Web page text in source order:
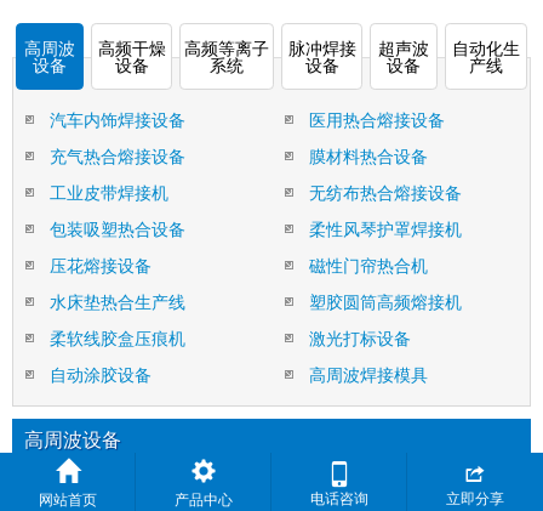
高周波
设备
高频干燥
设备
高频等离子
系统
脉冲焊接
设备
超声波
设备
自动化生
产线
汽车内饰焊接设备
医用热合熔接设备
充气热合熔接设备
膜材料热合设备
工业皮带焊接机
无纺布热合熔接设备
包装吸塑热合设备
柔性风琴护罩焊接机
压花熔接设备
磁性门帘热合机
水床垫热合生产线
塑胶圆筒高频熔接机
柔软线胶盒压痕机
激光打标设备
自动涂胶设备
高周波焊接模具
高周波设备
宠物垫高频压花模具
网站首页 产品中心

电话咨询

立即分享